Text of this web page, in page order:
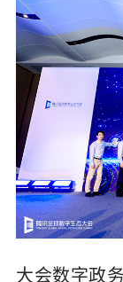
大会数字政